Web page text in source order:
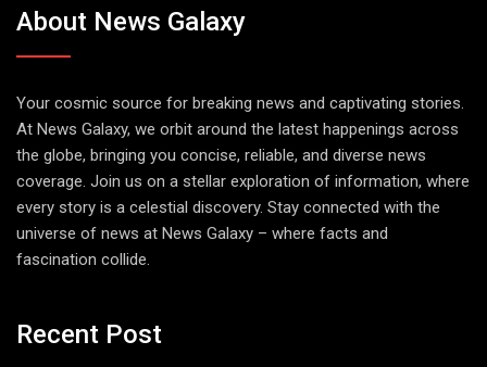
About News Galaxy
Your cosmic source for breaking news and captivating stories.
At News Galaxy, we orbit around the latest happenings across
the globe, bringing you concise, reliable, and diverse news
coverage. Join us on a stellar exploration of information, where
every story is a celestial discovery. Stay connected with the
universe of news at News Galaxy – where facts and
fascination collide.
Recent Post